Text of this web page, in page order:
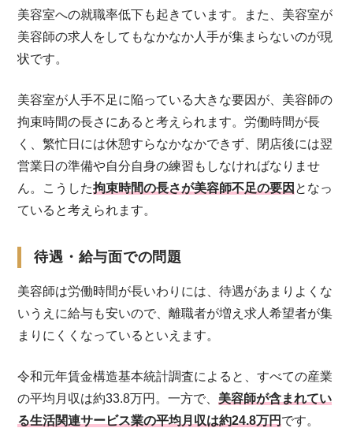
美容室への就職率低下も起きています。また、美容室が
美容師の求人をしてもなかなか人手が集まらないのが現
状です。
美容室が人手不足に陥っている大きな要因が、美容師の
拘束時間の長さにあると考えられます。労働時間が長
く、繁忙日には休憩すらなかなかできず、閉店後には翌
営業日の準備や自分自身の練習もしなければなりませ
ん。こうした拘束時間の長さが美容師不足の要因 となっ
ていると考えられます。
待遇・給与面での問題
美容師は労働時間が長いわりには、待遇があまりよくな
いうえに給与も安いので、離職者が増え求人希望者が集
まりにくくなっているといえます。
令和元年賃金構造基本統計調査によると、すべての産業
の平均月収は約33.8万円。一方で、 美容師が含まれてい
る生活関連サービス業の平均月収は約24.8万円 です。